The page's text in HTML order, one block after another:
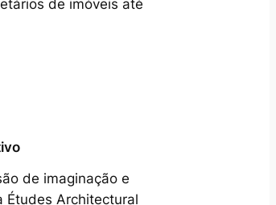
de imóveis até
de imaginação e
Études Architectural